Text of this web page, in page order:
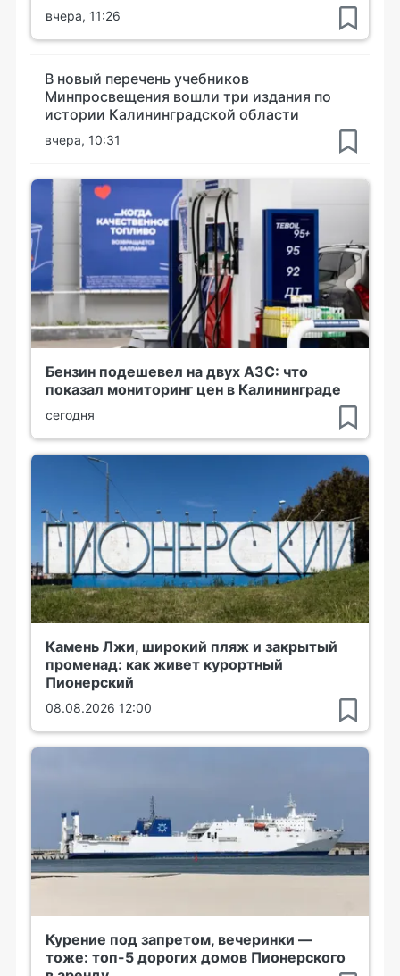
вчера, 11:26
В новый перечень учебников
Минпросвещения вошли три издания по
истории Калининградской области
вчера, 10:31
Бензин подешевел на двух АЗС: что
показал мониторинг цен в Калининграде
сегодня
Камень Лжи, широкий пляж и закрытый
променад: как живет курортный
Пионерский
08.08.2026 12:00
Курение под запретом, вечеринки —
тоже: топ-5 дорогих домов Пионерского